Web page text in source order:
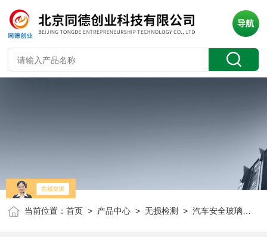
导航
当前位置：首页 > 产品中心 >无损检测 >汽车安全玻璃副像偏离试验仪